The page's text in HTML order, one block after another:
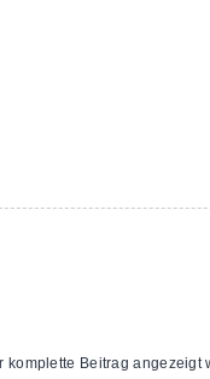
Beitrag angezeigt